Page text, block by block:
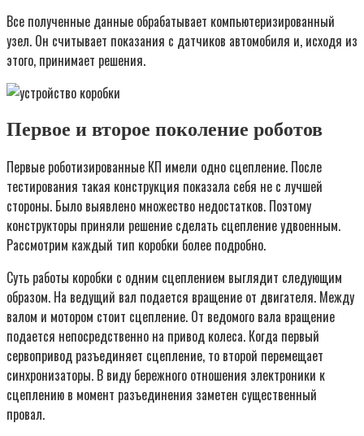
Все полученные данные обрабатывает компьютеризированный
узел. Он считывает показания с датчиков автомобиля и, исходя из
этого, принимает решения.
Первое и второе поколение роботов
Первые роботизированные КП имели одно сцепление. После
тестирования такая конструкция показала себя не с лучшей
стороны. Было выявлено множество недостатков. Поэтому
конструкторы приняли решение сделать сцепление удвоенным.
Рассмотрим каждый тип коробки более подробно.
Суть работы коробки с одним сцеплением выглядит следующим
образом. На ведущий вал подается вращение от двигателя. Между
валом и мотором стоит сцепление. От ведомого вала вращение
подается непосредственно на привод колеса. Когда первый
сервопривод разъединяет сцепление, то второй перемещает
синхронизаторы. В виду бережного отношения электроники к
сцеплению в момент разъединения заметен существенный
провал.